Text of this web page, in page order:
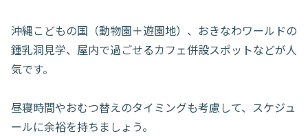
沖縄こどもの国（動物園＋遊園地）、おきなわワールドの
鍾乳洞見学、屋内で過ごせるカフェ併設スポットなどが人
気です。
昼寝時間やおむつ替えのタイミングも考慮して、スケジュ
ールに余裕を持ちましょう。